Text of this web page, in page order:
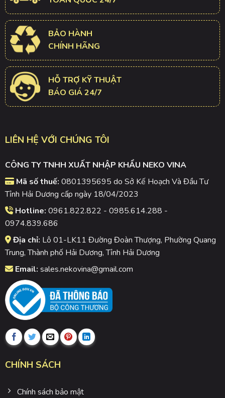
BẢO HÀNH
CHÍNH HÃNG
HỖ TRỢ KỸ THUẬT
BÁO GIÁ 24/7
LIÊN HỆ VỚI CHÚNG TÔI
CÔNG TY TNHH XUẤT NHẬP KHẨU NEKO VINA
Mã số thuế: 0801395695 do Sở Kế Hoạch Và Đầu Tư
Tỉnh Hải Dương cấp ngày 18/04/2023
Hotline: 0961.822.822 - 0985.614.288 -
0974.839.686
Địa chỉ: Lô 01-LK11 Đường Đoàn Thượng, Phường Quang
Trung, Thành phố Hải Dương, Tỉnh Hải Dương
Email: sales.nekovina@gmail.com
CHÍNH SÁCH
Chính sách bảo mật